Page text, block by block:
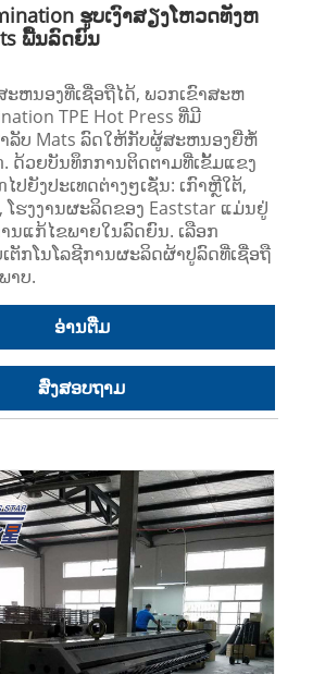
ຮູບເງົາສຽງໂຫວດທັງຫ
ພື້ນລົດຍົນ
ະຫນອງທີ່ເຊື່ອຖືໄດ້, ພວກເຂົາສະຫ
TPE Hot Press ທີ່ມີ
ລັບ Mats ລົດໃຫ້ກັບຜູ້ສະຫນອງຍີ່ຫໍ້
. ດ້ວຍບັນທຶກການຕິດຕາມທີ່ເຂັ້ມແຂງ
ປຍັງປະເທດຕ່າງໆເຊັ່ນ: ເກົາຫຼີໃຕ້,
ຮງງານຜະລິດຂອງ Eaststar ແມ່ນຢູ່
ນແກ້ໄຂພາຍໃນລົດຍົນ. ເລືອກ
ຕັກໂນໂລຊີການຜະລິດຜ້າປູລົດທີ່ເຊື່ອຖື
າບ.
ອ່ານ​ຕື່ມ
ສົ່ງສອບຖາມ